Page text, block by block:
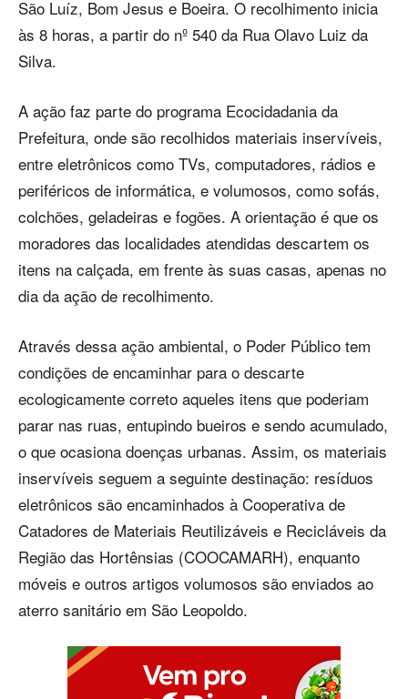
São Luíz, Bom Jesus e Boeira. O recolhimento inicia
às 8 horas, a partir do nº 540 da Rua Olavo Luiz da
Silva.
A ação faz parte do programa Ecocidadania da
Prefeitura, onde são recolhidos materiais inservíveis,
entre eletrônicos como TVs, computadores, rádios e
periféricos de informática, e volumosos, como sofás,
colchões, geladeiras e fogões. A orientação é que os
moradores das localidades atendidas descartem os
itens na calçada, em frente às suas casas, apenas no
dia da ação de recolhimento.
Através dessa ação ambiental, o Poder Público tem
condições de encaminhar para o descarte
ecologicamente correto aqueles itens que poderiam
parar nas ruas, entupindo bueiros e sendo acumulado,
o que ocasiona doenças urbanas. Assim, os materiais
inservíveis seguem a seguinte destinação: resíduos
eletrônicos são encaminhados à Cooperativa de
Catadores de Materiais Reutilizáveis e Recicláveis da
Região das Hortênsias (COOCAMARH), enquanto
móveis e outros artigos volumosos são enviados ao
aterro sanitário em São Leopoldo.